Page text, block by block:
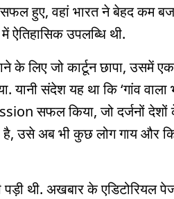
हुए, वहां भारत ने बेहद कम
ऐतिहासिक उपलब्धि थी.
लिए जो कार्टून छापा, उसमें
संदेश यह था कि ‘गांव
सफल किया, जो दर्जनों देशों
उसे अब भी कुछ लोग गाय और
पड़ी थी. अखबार के एडिटोरियल